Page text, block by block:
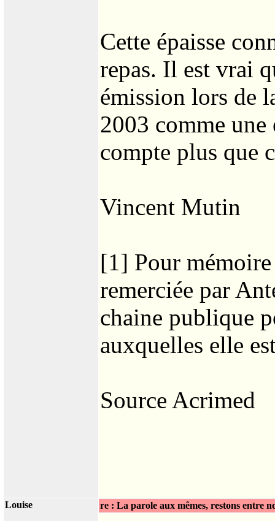
Cette épaisse
repas. Il est vrai
émission lors de
2003 comme
compte plus que
Vincent Mutin
[1] Pour
remerciée par
chaine publique
auxquelles elle
Source Acrimed
Louise re : La parole aux mêmes, restons entre